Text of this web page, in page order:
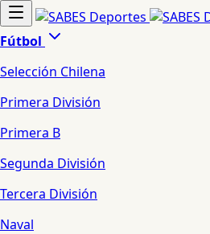
Fútbol
Selección Chilena
Primera División
Primera B
Segunda División
Tercera División
Naval